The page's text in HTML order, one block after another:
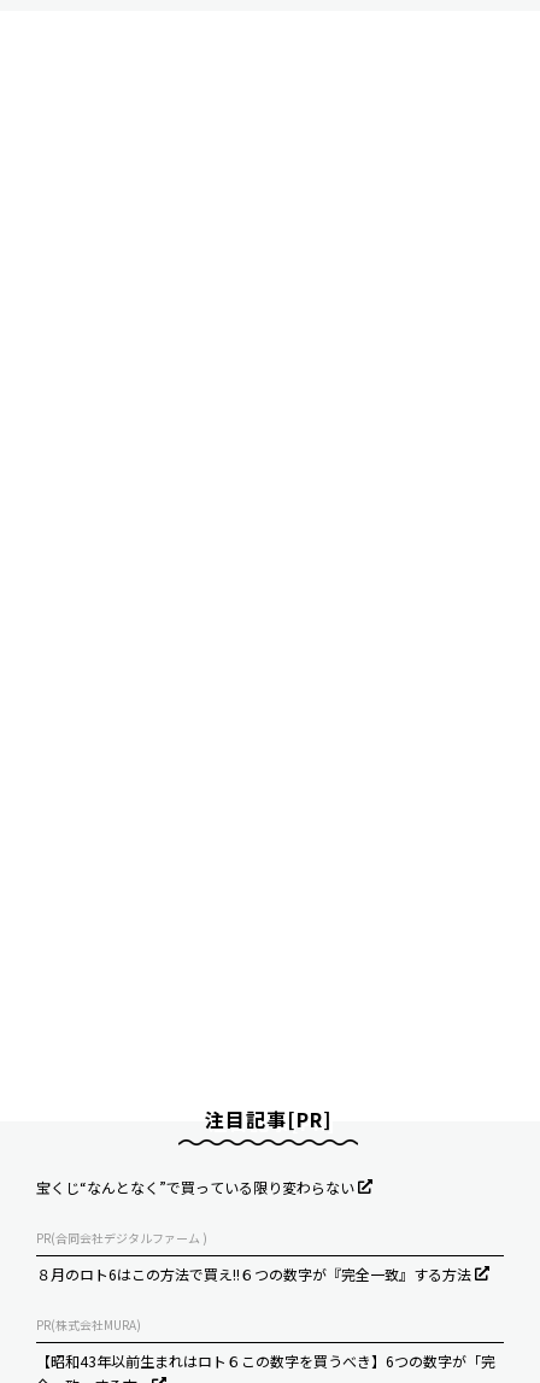
注目記事[PR]
宝くじ“なんとなく”で買っている限り変わらない
PR(合同会社デジタルファーム )
８月のロト6はこの方法で買え!!６つの数字が『完全一致』する方法
PR(株式会社MURA)
【昭和43年以前生まれはロト６この数字を買うべき】6つの数字が「完